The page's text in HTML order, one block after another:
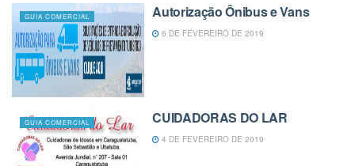
GUIA COMERCIAL Autorização Ônibus e Vans
6 DE FEVEREIRO DE 2019
GUIA COMERCIAL CUIDADORAS DO LAR
4 DE FEVEREIRO DE 2019